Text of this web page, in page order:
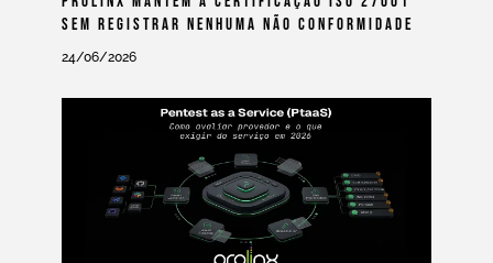
Sem Registrar Nenhuma Não Conformidade
24/06/2026